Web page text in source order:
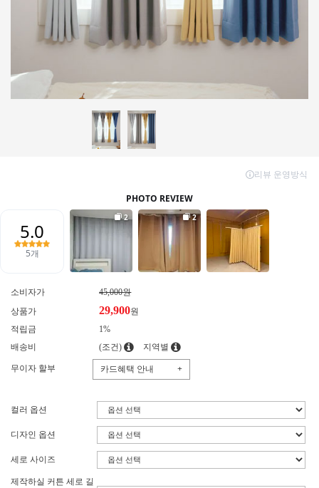
소비자가
45,000원
상품가
29,900원
적립금
1%
배송비
(조건) 지역별
무이자 할부 카드혜택 안내 +
컬러 옵션
디자인 옵션
세로 사이즈
제작하실 커튼 세로 길